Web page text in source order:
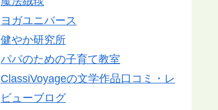
ヨガユニバース
健やか研究所
パパのための子育て教室
ClassiVoyageの文学作品口コミ・レ
ビューブログ